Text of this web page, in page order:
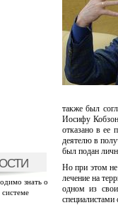
знать о
также был
Иосифу
отказано в ее
деятелю в
был подан
Но при этом не
лечение на
одном из
специалистами